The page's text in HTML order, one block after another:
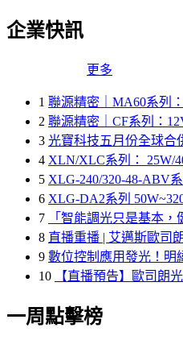
企業快訊
更多
1 聯源精密｜MA60系列
2 聯源精密｜CF系列：
3 光寶科技五月份全球合
4 XLN/XLC系列： 25W/
5 XLG-240/320-48-ABV系
6 XLG-DA2系列
7
「智能調光只是基本，
8 直播重播 | 艾邁斯歐司朗
9 數位控制應用發光！明
10
【直播預告】歐司朗
一周點擊榜